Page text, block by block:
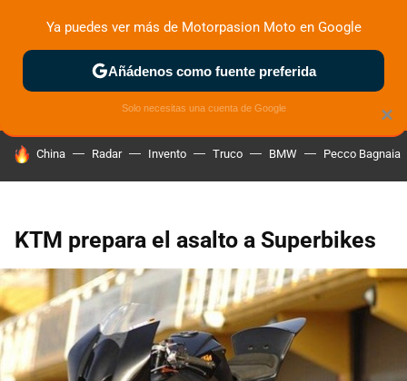
ZONA DE PRUEBAS DEPORTIVAS MOTOS ELÉCTRICAS
HOY SE HABLA DE
China Radar Invento Truco BMW Pecco Bagnaia
KTM prepara el asalto a Superbikes
×
Ya puedes ver más de Motorpasion Moto en Google
Añádenos como fuente preferida
Solo necesitas una cuenta de Google